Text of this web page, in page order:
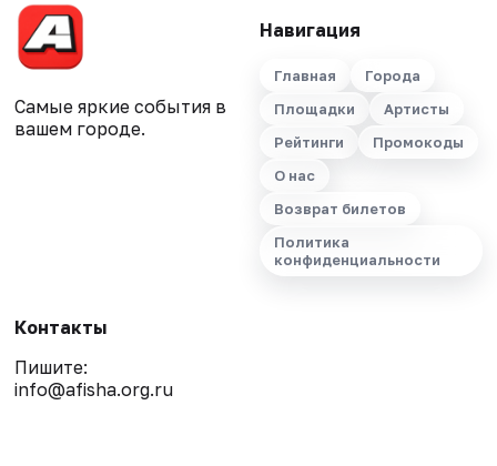
Самые яркие события в
вашем городе.
Навигация
Главная
Города
Площадки
Артисты
Рейтинги
Промокоды
О нас
Возврат билетов
Политика
конфиденциальности
Контакты
Пишите:
info@afisha.org.ru